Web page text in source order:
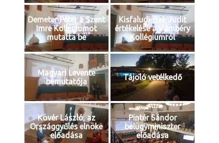
Demeter Péter a Szent
Imre Kollégiumot
mutatta be
Kisfaludi-Bak Judit
értékelése a Vámbéry
Kollégiumról
Magyari Levente
bemutatója
Tájoló vetélkedő
Kövér László, az
Országgyűlés elnöke
előadása
Pintér Sándor
belügyminiszter
előadása